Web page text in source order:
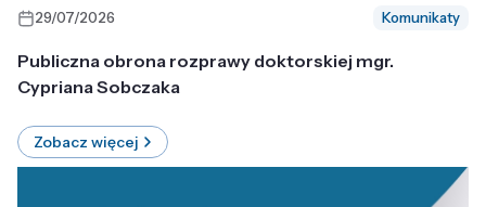
29/07/2026 Komunikaty
Publiczna obrona rozprawy doktorskiej mgr.
Cypriana Sobczaka
Zobacz więcej